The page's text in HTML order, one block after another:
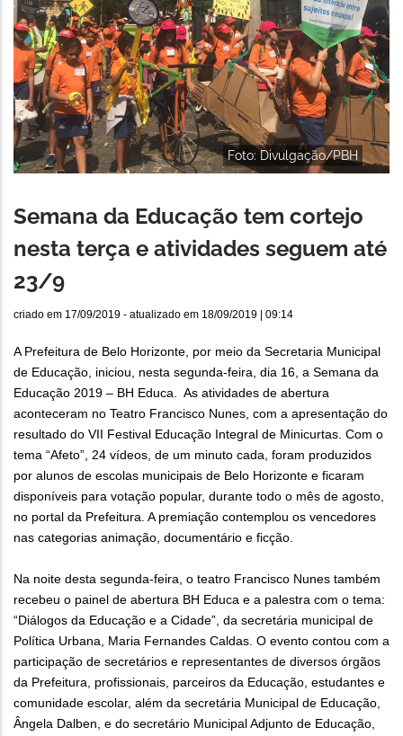
Foto: Divulgação/PBH
Semana da Educação tem cortejo
nesta terça e atividades seguem até
23/9
criado em 17/09/2019 - atualizado em 18/09/2019 | 09:14
A Prefeitura de Belo Horizonte, por meio da Secretaria Municipal
de Educação, iniciou, nesta segunda-feira, dia 16, a Semana da
Educação 2019 – BH Educa. As atividades de abertura
aconteceram no Teatro Francisco Nunes, com a apresentação do
resultado do VII Festival Educação Integral de Minicurtas. Com o
tema “Afeto”, 24 vídeos, de um minuto cada, foram produzidos
por alunos de escolas municipais de Belo Horizonte e ficaram
disponíveis para votação popular, durante todo o mês de agosto,
no portal da Prefeitura. A premiação contemplou os vencedores
nas categorias animação, documentário e ficção.
Na noite desta segunda-feira, o teatro Francisco Nunes também
recebeu o painel de abertura BH Educa e a palestra com o tema:
“Diálogos da Educação e a Cidade”, da secretária municipal de
Política Urbana, Maria Fernandes Caldas. O evento contou com a
participação de secretários e representantes de diversos órgãos
da Prefeitura, profissionais, parceiros da Educação, estudantes e
comunidade escolar, além da secretária Municipal de Educação,
Ângela Dalben, e do secretário Municipal Adjunto de Educação,